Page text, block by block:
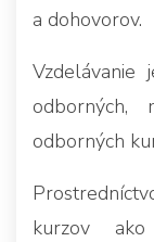
a dohovorov.
Vzdelávanie
odborných,
odborných
kurzov ako